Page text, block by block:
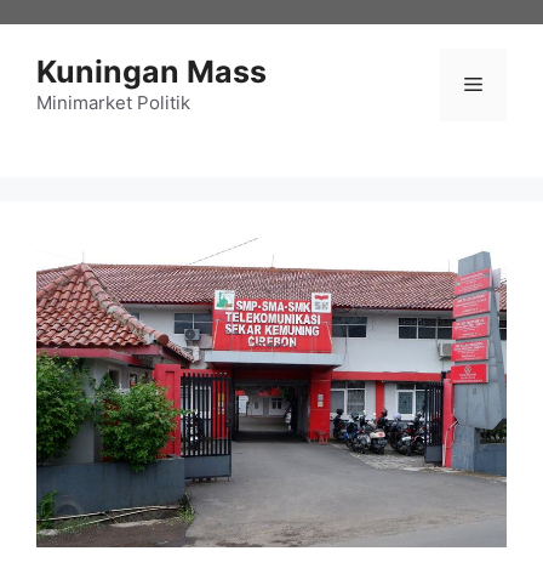
Kuningan Mass
Minimarket Politik
Menu